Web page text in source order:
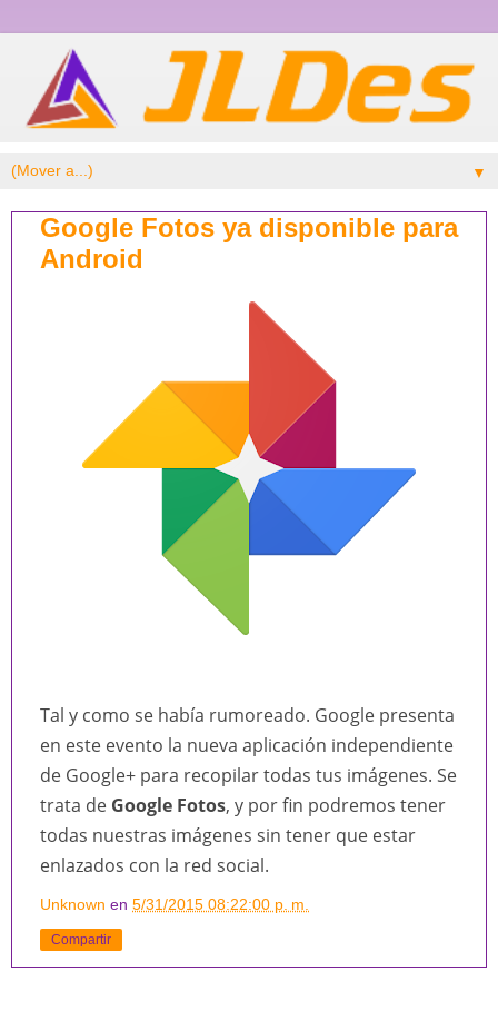
▼
Google Fotos ya disponible para
Android
Tal y como se había rumoreado. Google presenta
en este evento la nueva aplicación independiente
de Google+ para recopilar todas tus imágenes. Se
trata de Google Fotos, y por fin podremos tener
todas nuestras imágenes sin tener que estar
enlazados con la red social.
Unknown en 5/31/2015 08:22:00 p. m.
Compartir